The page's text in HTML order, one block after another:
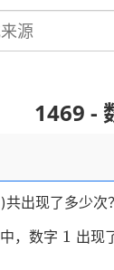
1469 -
)共出现了多少次？
中，数字 1
1 出现